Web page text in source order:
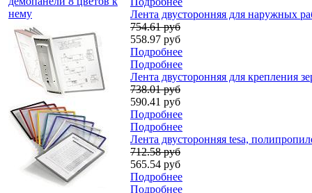
нему
Лента двусторонняя для наружных
754.61 руб
558.97 руб
Подробнее
Подробнее
Лента двусторонняя для крепления
738.01 руб
590.41 руб
Подробнее
Подробнее
Лента двусторонняя tesa,
712.58 руб
565.54 руб
Подробнее
Подробнее